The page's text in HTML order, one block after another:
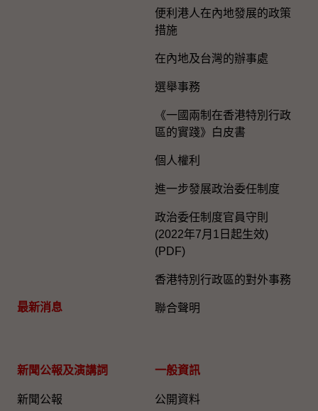
最新消息
便利港人在內地發展的政策
措施
在內地及台灣的辦事處
選舉事務
《一國兩制在香港特別行政
區的實踐》白皮書
個人權利
進一步發展政治委任制度
政治委任制度官員守則
(2022年7月1日起生效)
(PDF)
香港特別行政區的對外事務
聯合聲明
新聞公報及演講詞
新聞公報
一般資訊​
公開資料